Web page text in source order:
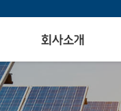
회사소개